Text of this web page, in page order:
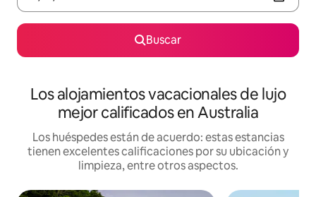
Buscar
Los alojamientos vacacionales de lujo
mejor calificados en Australia
Los huéspedes están de acuerdo: estas estancias
tienen excelentes calificaciones por su ubicación y
limpieza, entre otros aspectos.